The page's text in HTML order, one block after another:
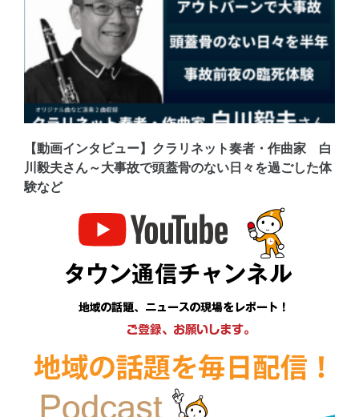
【動画インタビュー】クラリネット奏者・作曲家 白
川毅夫さん～大事故で頭蓋骨のない日々を過ごした体
験など